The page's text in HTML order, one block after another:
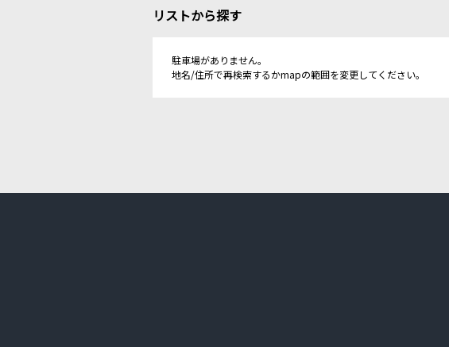
リストから探す
駐車場がありません。
地名/住所で再検索するかmapの範囲を変更してください。